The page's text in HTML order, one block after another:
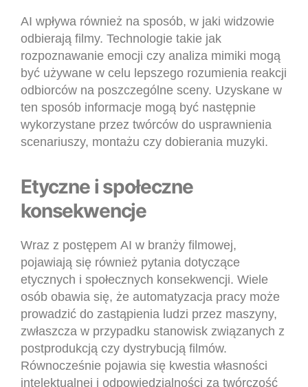
AI wpływa również na sposób, w jaki widzowie
odbierają filmy. Technologie takie jak
rozpoznawanie emocji czy analiza mimiki mogą
być używane w celu lepszego rozumienia reakcji
odbiorców na poszczególne sceny. Uzyskane w
ten sposób informacje mogą być następnie
wykorzystane przez twórców do usprawnienia
scenariuszy, montażu czy dobierania muzyki.
Etyczne i społeczne
konsekwencje
Wraz z postępem AI w branży filmowej,
pojawiają się również pytania dotyczące
etycznych i społecznych konsekwencji. Wiele
osób obawia się, że automatyzacja pracy może
prowadzić do zastąpienia ludzi przez maszyny,
zwłaszcza w przypadku stanowisk związanych z
postprodukcją czy dystrybucją filmów.
Równocześnie pojawia się kwestia własności
intelektualnej i odpowiedzialności za twórczość